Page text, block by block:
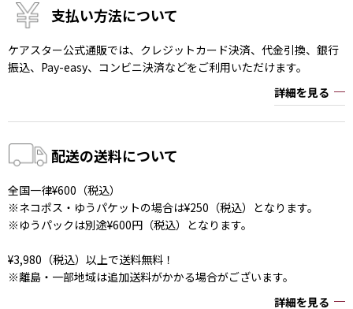
支払い方法について
ケアスター公式通販では、クレジットカード決済、代金引換、銀行
振込、Pay-easy、コンビニ決済などをご利用いただけます。
詳細を見る
配送の送料について
全国一律¥600（税込）
※ネコポス・ゆうパケットの場合は¥250（税込）となります。
※ゆうパックは別途¥600円（税込）となります。
¥3,980（税込）以上で送料無料！
※離島・一部地域は追加送料がかかる場合がございます。
詳細を見る